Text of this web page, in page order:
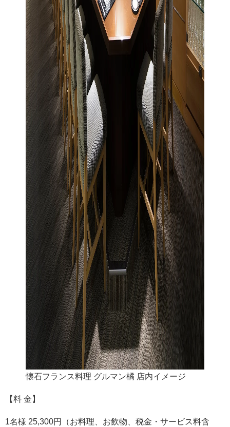
懐石フランス料理 グルマン橘 店内イメージ
【料 金】
1名様 25,300円（お料理、お飲物、税金・サービス料含